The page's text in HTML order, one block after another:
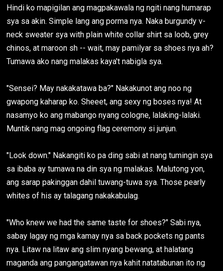
Hindi ko mapigilan ang magpakawala ng ngiti nang humarap
sya sa akin. Simple lang ang porma nya. Naka burgundy v-
neck sweater sya with plain white collar shirt sa loob, grey
chinos, at maroon sh -- wait, may pamilyar sa shoes nya ah?
Tumawa ako nang malakas kaya't nabigla sya.
"Sensei? May nakakatawa ba?" Nakakunot ang noo ng
gwapong kaharap ko. Sheeet, ang sexy ng boses nya! At
nasamyo ko ang mabango nyang cologne, lalaking-lalaki.
Muntik nang mag ongoing flag ceremony si junjun.
"Look down." Nakangiti ko pa ding sabi at nang tumingin sya
sa ibaba ay tumawa na din sya ng malakas. Malutong yon,
ang sarap pakinggan dahil tuwang-tuwa sya. Those pearly
whites of his ay talagang nakakabulag.
"Who knew we had the same taste for shoes?" Sabi nya,
sabay lagay ng mga kamay nya sa back pockets ng pants
nya. Litaw na litaw ang slim nyang bewang, at halatang
maganda ang pangangatawan nya kahit natatabunan ito ng